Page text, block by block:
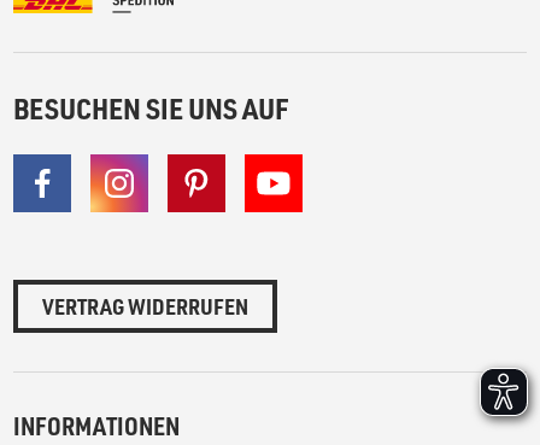
BESUCHEN SIE UNS AUF
VERTRAG WIDERRUFEN
INFORMATIONEN